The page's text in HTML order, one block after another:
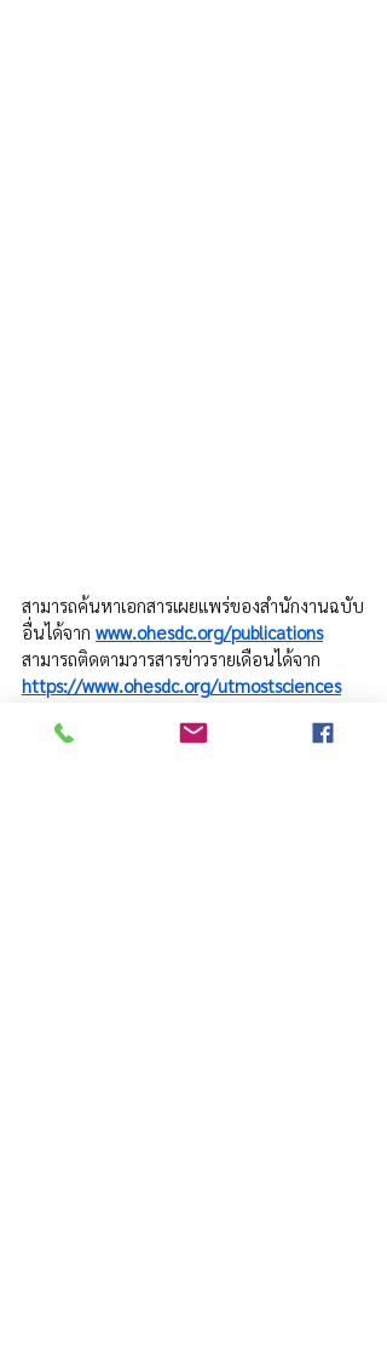
สามารถค้นหาเอกสารเผยแพร่ของสำนักงานฉบับ
อื่นได้จาก www.ohesdc.org/publications
https://www.ohesdc.org/utmostsciences
ลาตินอเมริกา